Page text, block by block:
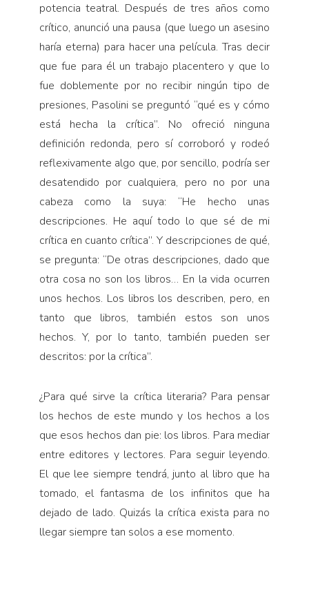
potencia teatral. Después de tres años como
crítico, anunció una pausa (que luego un asesino
haría eterna) para hacer una película. Tras decir
que fue para él un trabajo placentero y que lo
fue doblemente por no recibir ningún tipo de
presiones, Pasolini se preguntó “qué es y cómo
está hecha la crítica”. No ofreció ninguna
definición redonda, pero sí corroboró y rodeó
reflexivamente algo que, por sencillo, podría ser
desatendido por cualquiera, pero no por una
cabeza como la suya: “He hecho unas
descripciones. He aquí todo lo que sé de mi
crítica en cuanto crítica”. Y descripciones de qué,
se pregunta: “De otras descripciones, dado que
otra cosa no son los libros… En la vida ocurren
unos hechos. Los libros los describen, pero, en
tanto que libros, también estos son unos
hechos. Y, por lo tanto, también pueden ser
descritos: por la crítica”.
¿Para qué sirve la crítica literaria? Para pensar
los hechos de este mundo y los hechos a los
que esos hechos dan pie: los libros. Para mediar
entre editores y lectores. Para seguir leyendo.
El que lee siempre tendrá, junto al libro que ha
tomado, el fantasma de los infinitos que ha
dejado de lado. Quizás la crítica exista para no
llegar siempre tan solos a ese momento.